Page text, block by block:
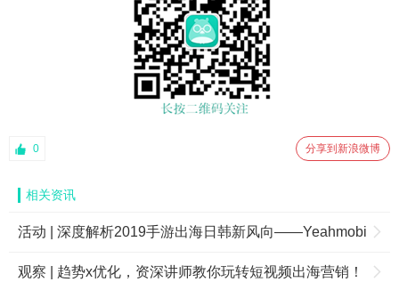
0 分享到新浪微博
相关资讯
活动 | 深度解析2019手游出海日韩新风向——Yeahmobi
观察 | 趋势x优化，资深讲师教你玩转短视频出海营销！